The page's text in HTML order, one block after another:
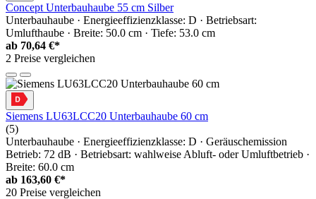
Concept Unterbauhaube 55 cm Silber
Unterbauhaube · Energieeffizienzklasse: D · Betriebsart:
Umlufthaube · Breite: 50.0 cm · Tiefe: 53.0 cm
ab 70,64 €*
2 Preise vergleichen
Siemens LU63LCC20 Unterbauhaube 60 cm
(5)
Unterbauhaube · Energieeffizienzklasse: D · Geräuschemission
Betrieb: 72 dB · Betriebsart: wahlweise Abluft- oder Umluftbetrieb ·
Breite: 60.0 cm
ab 163,60 €*
20 Preise vergleichen